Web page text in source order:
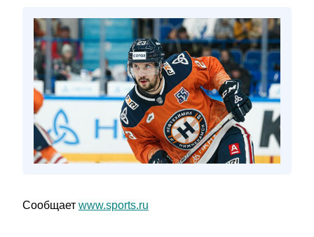
Сообщает www.sports.ru